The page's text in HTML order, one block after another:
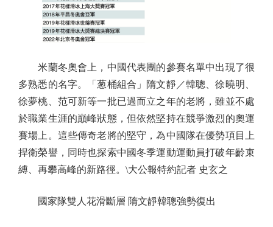
米蘭冬奧會上，中國代表團的參賽名單中出現了很
多熟悉的名字。「葱桶組合」隋文靜／韓聰、徐曉明、
徐夢桃、范可新等一批已過而立之年的老將，雖並不處
於職業生涯的巔峰狀態，但依然堅持在競爭激烈的奧運
賽場上。這些傳奇老將的堅守，為中國隊在優勢項目上
捍衛榮譽，同時也探索中國冬季運動運動員打破年齡束
縛、再攀高峰的新路徑。\大公報特約記者 史玄之
國家隊雙人花滑斷層 隋文靜韓聰強勢復出